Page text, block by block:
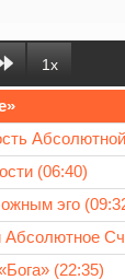
1x
(06:40)
эго
Абсолютное
(22:35)